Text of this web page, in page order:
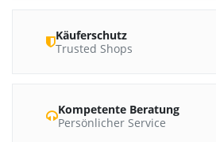
Käuferschutz
Trusted Shops
Kompetente Beratung
Persönlicher Service